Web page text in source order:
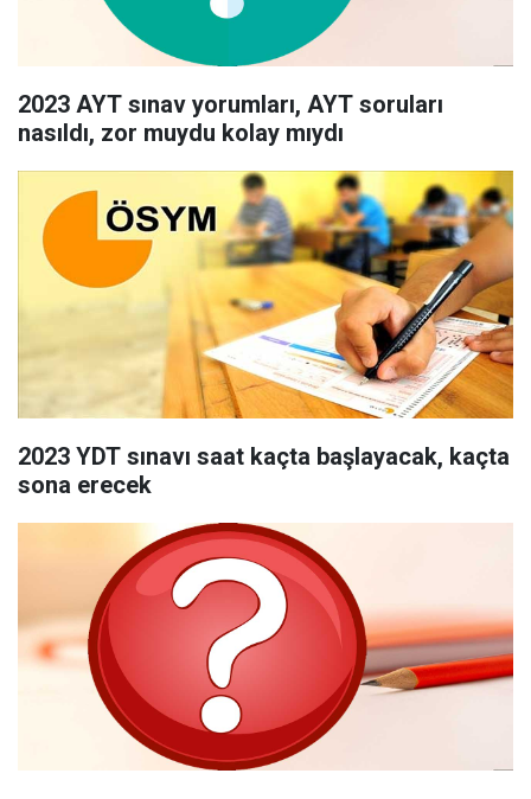
2023 AYT sınav yorumları, AYT soruları
nasıldı, zor muydu kolay mıydı
2023 YDT sınavı saat kaçta başlayacak, kaçta
sona erecek